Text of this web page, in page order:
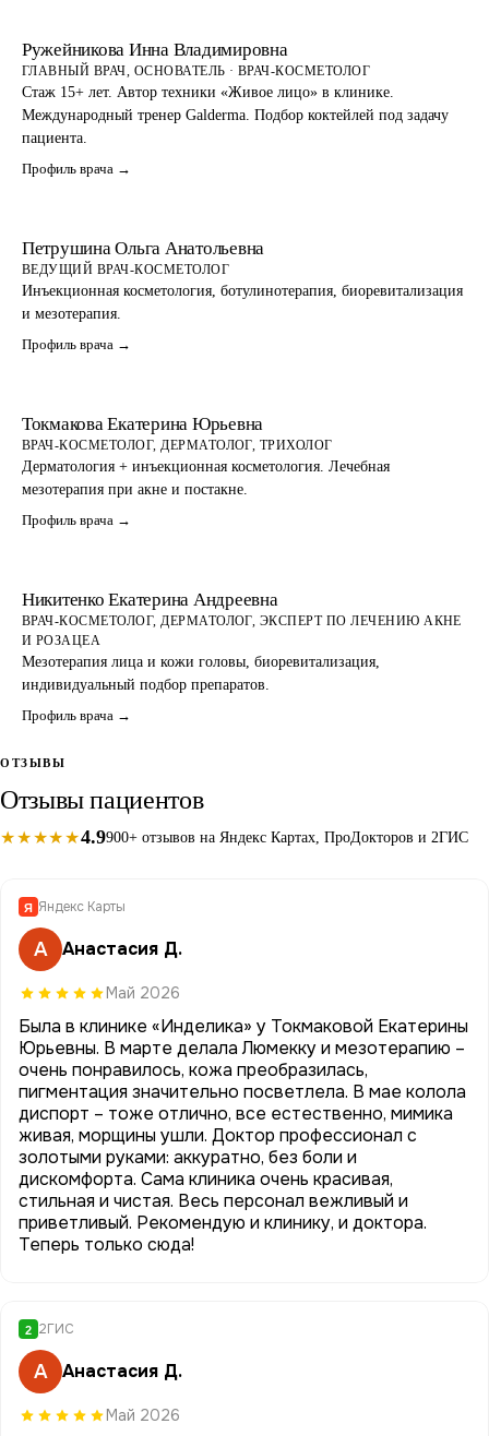
Ружейникова Инна Владимировна
ГЛАВНЫЙ ВРАЧ, ОСНОВАТЕЛЬ · ВРАЧ-КОСМЕТОЛОГ
Стаж 15+ лет. Автор техники «Живое лицо» в клинике.
Международный тренер Galderma. Подбор коктейлей под задачу
пациента.
Профиль врача →
Петрушина Ольга Анатольевна
ВЕДУЩИЙ ВРАЧ-КОСМЕТОЛОГ
Инъекционная косметология, ботулинотерапия, биоревитализация
и мезотерапия.
Профиль врача →
Токмакова Екатерина Юрьевна
ВРАЧ-КОСМЕТОЛОГ, ДЕРМАТОЛОГ, ТРИХОЛОГ
Дерматология + инъекционная косметология. Лечебная
мезотерапия при акне и постакне.
Профиль врача →
Никитенко Екатерина Андреевна
ВРАЧ-КОСМЕТОЛОГ, ДЕРМАТОЛОГ, ЭКСПЕРТ ПО ЛЕЧЕНИЮ АКНЕ
И РОЗАЦЕА
Мезотерапия лица и кожи головы, биоревитализация,
индивидуальный подбор препаратов.
Профиль врача →
ОТЗЫВЫ
Отзывы пациентов
★★★★★4.9900+ отзывов на Яндекс Картах, ПроДокторов и 2ГИС
Я Яндекс Карты
А Анастасия Д.
Май 2026
Была в клинике «Инделика» у Токмаковой Екатерины
Юрьевны. В марте делала Люмекку и мезотерапию –
очень понравилось, кожа преобразилась,
пигментация значительно посветлела. В мае колола
диспорт – тоже отлично, все естественно, мимика
живая, морщины ушли. Доктор профессионал с
золотыми руками: аккуратно, без боли и
дискомфорта. Сама клиника очень красивая,
стильная и чистая. Весь персонал вежливый и
приветливый. Рекомендую и клинику, и доктора.
Теперь только сюда!
2 2ГИС
А Анастасия Д.
Май 2026